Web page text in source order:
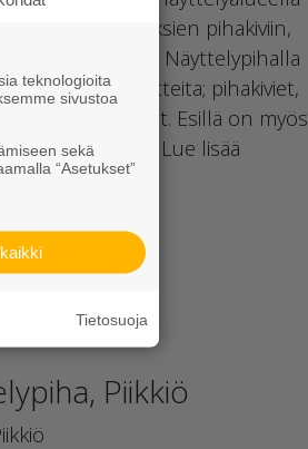
eri yrityksien pihakiviin,
ja muurikiviin. Näyttelypihalla
Ruduksen tuotteita; pihakiviet,
sekä istutusastiat. Esillä on myös
ja nurmikiviä. Lue lisää
Piikkiö
teknologioita
sivustoa
sekä
“Asetukset”
Tietosuoja